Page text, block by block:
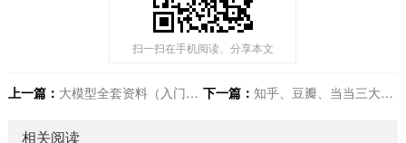
扫一扫在手机阅读、分享本文
上一篇： 大模型全套资料（入门+案例+产品经理知识+面试+视频+各报告+学习路线） 下一篇： 知乎、豆瓣、当当三大平台热门榜单书籍合集 汇集全网口碑佳作
相关阅读